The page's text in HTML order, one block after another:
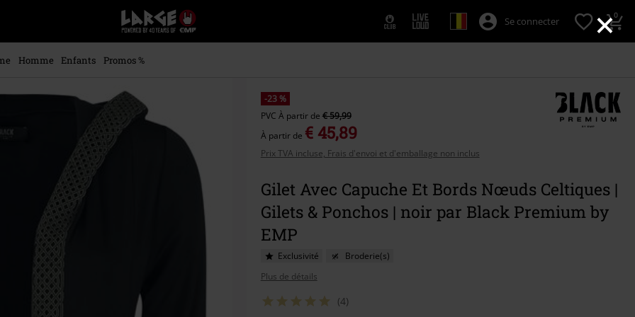
×
EMP
-
Merchandising
TV
alternatives
Se connecter 0
Homme Enfants
Promos %
-23 %
PVC À partir de € 59,99
À partir de € 45,89
Prix TVA incluse, Frais d'envoi et d'emballage non inclus
Gilet Avec Capuche Et Bords Nœuds Celtiques |
Gilets & Ponchos | noir par Black Premium by
EMP
Exclusivité
Broderie(s)
Plus de détails
(4)